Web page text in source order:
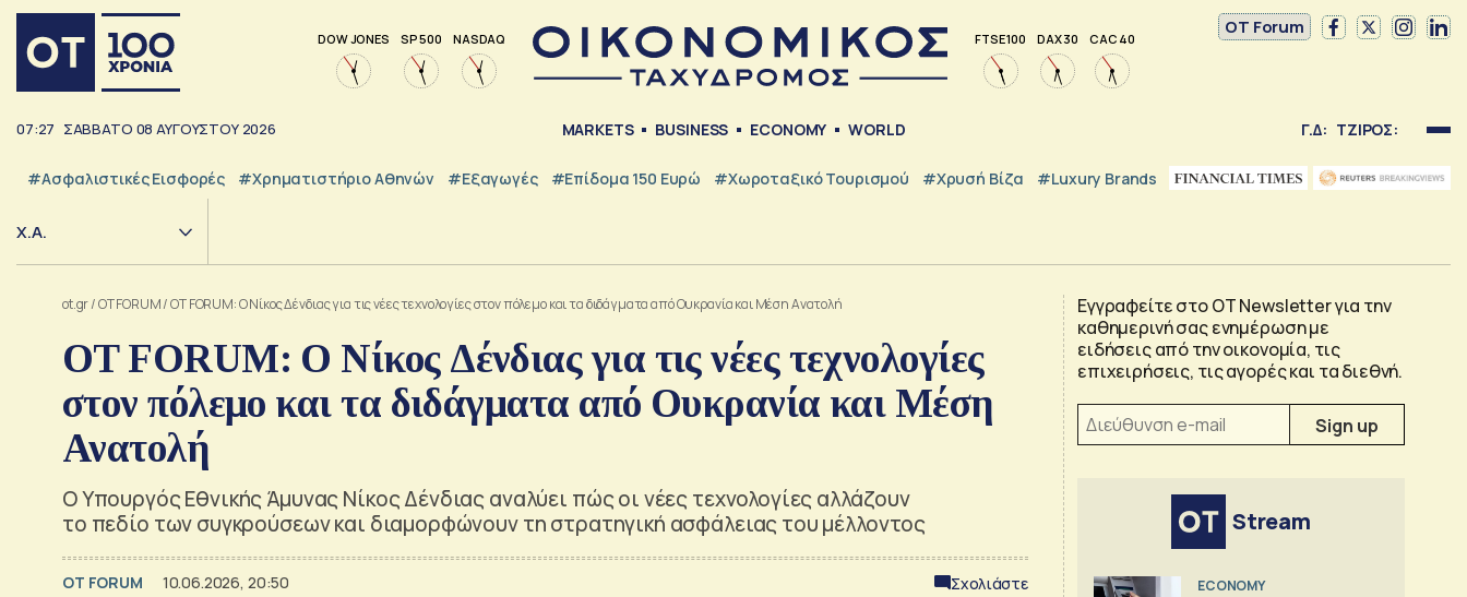
DOW JONES SP 500 NASDAQ FTSE 100 DAX 30 CAC 40
OT Forum
07:27 ΣΑΒΒΑΤΟ 08 ΑΥΓΟΥΣΤΟΥ 2026 MARKETS BUSINESS ECONOMY WORLD Γ.Δ: ΤΖΙΡΟΣ:
#Ασφαλιστικές Εισφορές #Χρηματιστήριο Αθηνών #εξαγωγές #Επίδομα 150 Ευρώ #Χωροταξικό Τουρισμού #Χρυσή Βίζα #luxury Brands
Χ.Α.
ot.gr/OT FORUM/OT FORUM: O Νίκος Δένδιας για τις νέες τεχνολογίες στον πόλεμο και τα διδάγματα από Ουκρανία και Μέση Ανατολή
OT FORUM: O Νίκος Δένδιας για τις νέες τεχνολογίες
στον πόλεμο και τα διδάγματα από Ουκρανία και Μέση
Ανατολή
Ο Yπουργός Εθνικής Άμυνας Νίκος Δένδιας αναλύει πώς οι νέες τεχνολογίες αλλάζουν
το πεδίο των συγκρούσεων και διαμορφώνουν τη στρατηγική ασφάλειας του μέλλοντος
OT FORUM 10.06.2026, 20:50 Σχολιάστε
Εγγραφείτε στο OT Newsletter για την
καθημερινή σας ενημέρωση με
ειδήσεις από την οικονομία, τις
επιχειρήσεις, τις αγορές και τα διεθνή.
Stream
ECONOMY